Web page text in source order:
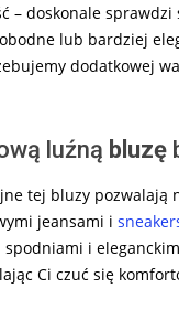
doskonale
lub bardziej
dodatkowej
luźną bluzę
tej bluzy
jeansami i
spodniami i
Ci czuć się